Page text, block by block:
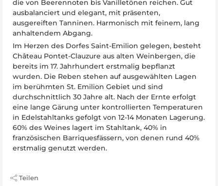
die von Beerennoten bis Vanilletönen reichen. Gut
ausbalanciert und elegant, mit präsenten,
ausgereiften Tanninen. Harmonisch mit feinem, lang
anhaltendem Abgang.
Im Herzen des Dorfes Saint-Emilion gelegen, besteht
Château Pontet-Clauzure aus alten Weinbergen, die
bereits im 17. Jahrhundert erstmalig bepflanzt
wurden. Die Reben stehen auf ausgewählten Lagen
im berühmten St. Emilion Gebiet und sind
durchschnittlich 30 Jahre alt. Nach der Ernte erfolgt
eine lange Gärung unter kontrollierten Temperaturen
in Edelstahltanks gefolgt von 12-14 Monaten Lagerung.
60% des Weines lagert im Stahltank, 40% in
französischen Barriquesfässern, von denen rund 40%
erstmalig genutzt werden.
Teilen